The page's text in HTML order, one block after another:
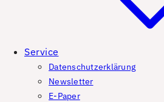
Service
Datenschutzerklärung
Newsletter
E-Paper